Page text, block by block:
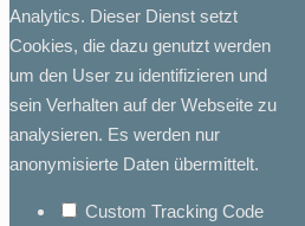
Analytics. Dieser Dienst setzt
Cookies, die dazu genutzt werden
um den User zu identifizieren und
sein Verhalten auf der Webseite zu
analysieren. Es werden nur
anonymisierte Daten übermittelt.
Custom Tracking Code